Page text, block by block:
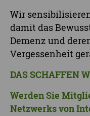
Wir
damit das
Demenz und
Vergessenheit
DAS SCHAFFEN
Werden Sie
Netzwerks von